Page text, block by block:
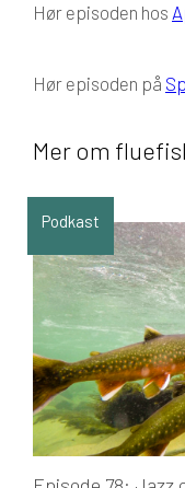
Hør episoden hos
Hør episoden på
Mer om
Podkast